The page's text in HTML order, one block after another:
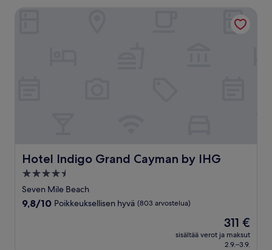
arvostelua)
Hotel Indigo Grand Cayman by IHG
Hotel Indigo Grand Cayman by IHG
4.5
tähden
majoituspaikka
Seven Mile Beach
9.8
9,8/10 Poikkeuksellisen hyvä (803 arvostelua)
Hinta
on
311 €
311 €
sisältää verot ja maksut
2.9.–3.9.